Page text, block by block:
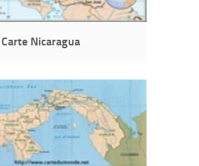
Carte Nicaragua